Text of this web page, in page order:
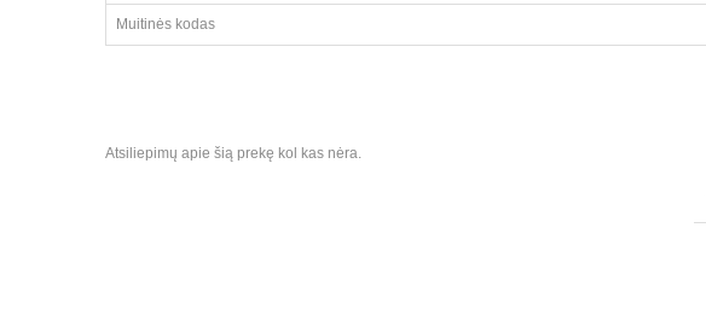
Muitinės kodas
Atsiliepimų apie šią prekę kol kas nėra.